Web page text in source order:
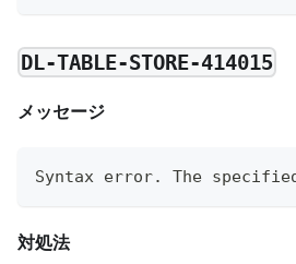
DL-TABLE-STORE-414015
メッセージ
Syntax error. The
対処法